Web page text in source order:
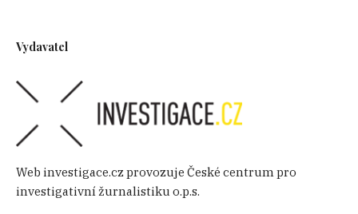
Vydavatel
Web investigace.cz provozuje České centrum pro
investigativní žurnalistiku o.p.s.